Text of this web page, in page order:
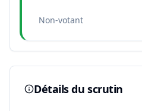
Non-votant
Détails du scrutin